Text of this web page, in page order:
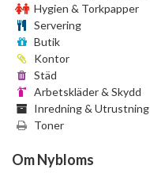
Hygien & Torkpapper
Servering
Butik
Kontor
Städ
Arbetskläder & Skydd
Inredning & Utrustning
Toner
Om Nybloms